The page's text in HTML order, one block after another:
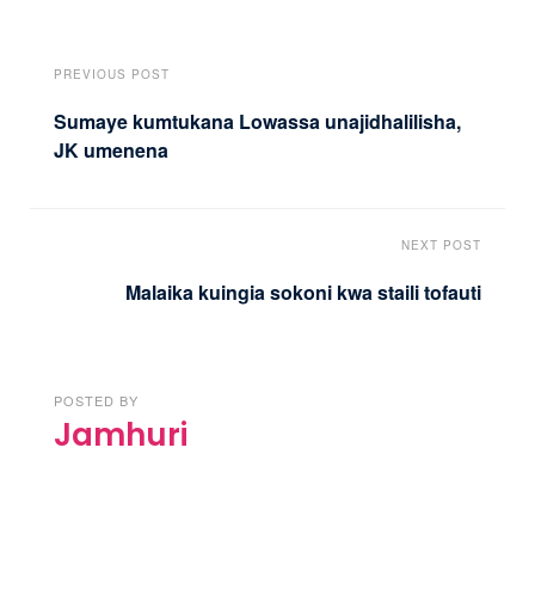
PREVIOUS POST
Sumaye kumtukana Lowassa unajidhalilisha,
JK umenena
NEXT POST
Malaika kuingia sokoni kwa staili tofauti
POSTED BY
Jamhuri